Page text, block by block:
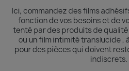
Ici, commandez des films
fonction de vos besoins et de
tenté par des produits de
ou un film intimité translucide ,
pour des pièces qui doivent
indiscrets.